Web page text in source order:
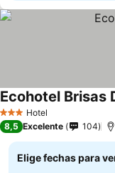
3 Estrellas
Hotel
Ecohotel Brisas
8,5 Excelente 104
Elige fechas para